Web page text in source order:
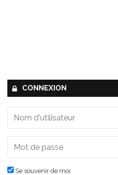
CONNEXION
Se souvenir de moi